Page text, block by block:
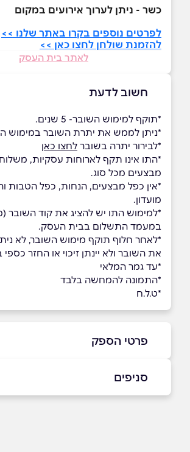
כשר - ניתן לערוך אירועים במקום
לפרטים נוספים בקרו באתר שלנו >>
להזמנת שולחן לחצו כאן >>
לאתר בית העסק
חשוב לדעת
*תוקף למימוש השובר- 5 שנים.
*ניתן לממש את יתרת השובר במימוש
*לבירור יתרה בשובר לחצו כאן
*התו אינו תקף לארוחות עסקיות,
מבצעים מכל סוג.
*אין כפל מבצעים, הנחות, כפל הטבות
מועדון.
*למימוש התו יש להציג את קוד השובר
במעמד התשלום בבית העסק.
*לאחר חלוף תוקף מימוש השובר, לא
את השובר ולא יינתן זיכוי או החזר כספי
*עד גמר המלאי
*התמונה להמחשה בלבד
*ט.ל.ח
פרטי הספק
באתר בפייסבוק
סניפים